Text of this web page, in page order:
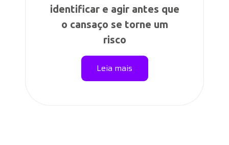
identificar e agir antes que
o cansaço se torne um
risco
Leia mais